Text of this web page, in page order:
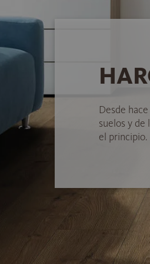
Desde
suelos y de
el principio.